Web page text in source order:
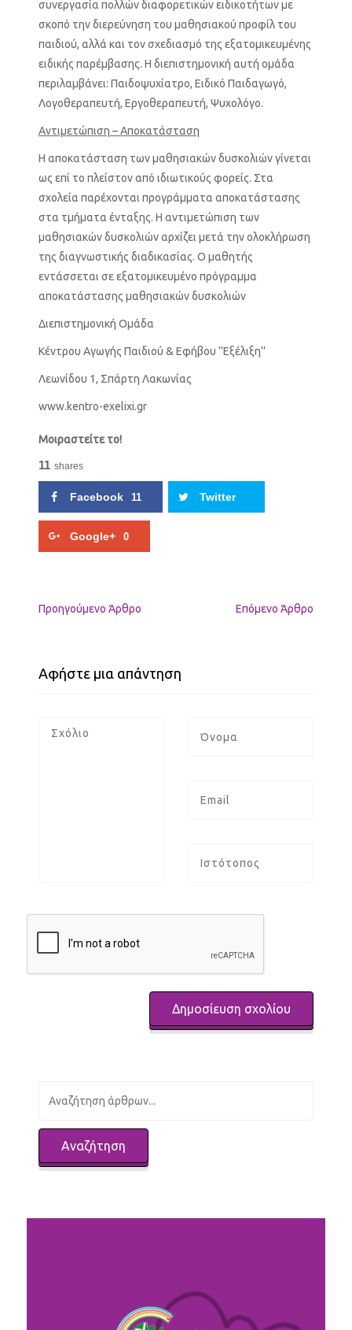
συνεργασία πολλών διαφορετικών ειδικοτήτων με
σκοπό την διερεύνηση του μαθησιακού προφίλ του
παιδιού, αλλά και τον σχεδιασμό της εξατομικευμένης
ειδικής παρέμβασης. Η διεπιστημονική αυτή ομάδα
περιλαμβάνει: Παιδοψυχίατρο, Ειδικό Παιδαγωγό,
Λογοθεραπευτή, Εργοθεραπευτή, Ψυχολόγο.
Αντιμετώπιση – Αποκατάσταση
Η αποκατάσταση των μαθησιακών δυσκολιών γίνεται
ως επί το πλείστον από ιδιωτικούς φορείς. Στα
σχολεία παρέχονται προγράμματα αποκατάστασης
στα τμήματα ένταξης. Η αντιμετώπιση των
μαθησιακών δυσκολιών αρχίζει μετά την ολοκλήρωση
της διαγνωστικής διαδικασίας. Ο μαθητής
εντάσσεται σε εξατομικευμένο πρόγραμμα
αποκατάστασης μαθησιακών δυσκολιών
Διεπιστημονική Ομάδα
Κέντρου Αγωγής Παιδιού & Εφήβου ‘’Εξέλιξη’’
Λεωνίδου 1, Σπάρτη Λακωνίας
www.kentro-exelixi.gr
Μοιραστείτε το!
11 shares
Facebook 11 Twitter
Google+ 0
Προηγούμενo Άρθρο Επόμενο Άρθρο
Αφήστε μια απάντηση